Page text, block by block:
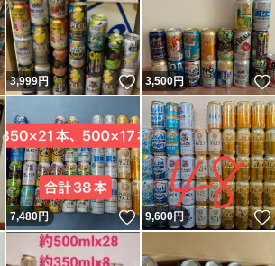
いいね！
3,999円 いいね！
3,500円
いいね！
7,480円 いいね！
9,600円